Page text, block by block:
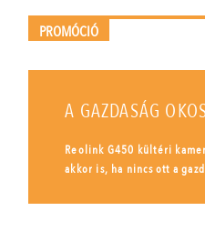
PROMÓCIÓ
A GAZDASÁG
Reolink G450 kültéri
akkor is, ha nincs ott a